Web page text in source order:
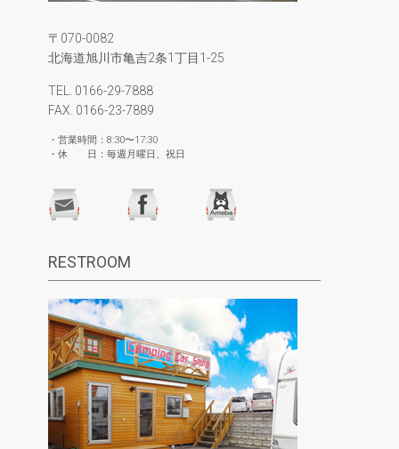
〒070-0082
北海道旭川市亀吉2条1丁目1-25
TEL. 0166-29-7888
FAX. 0166-23-7889
・営業時間：8:30〜17:30
・休 日：毎週月曜日、祝日
RESTROOM